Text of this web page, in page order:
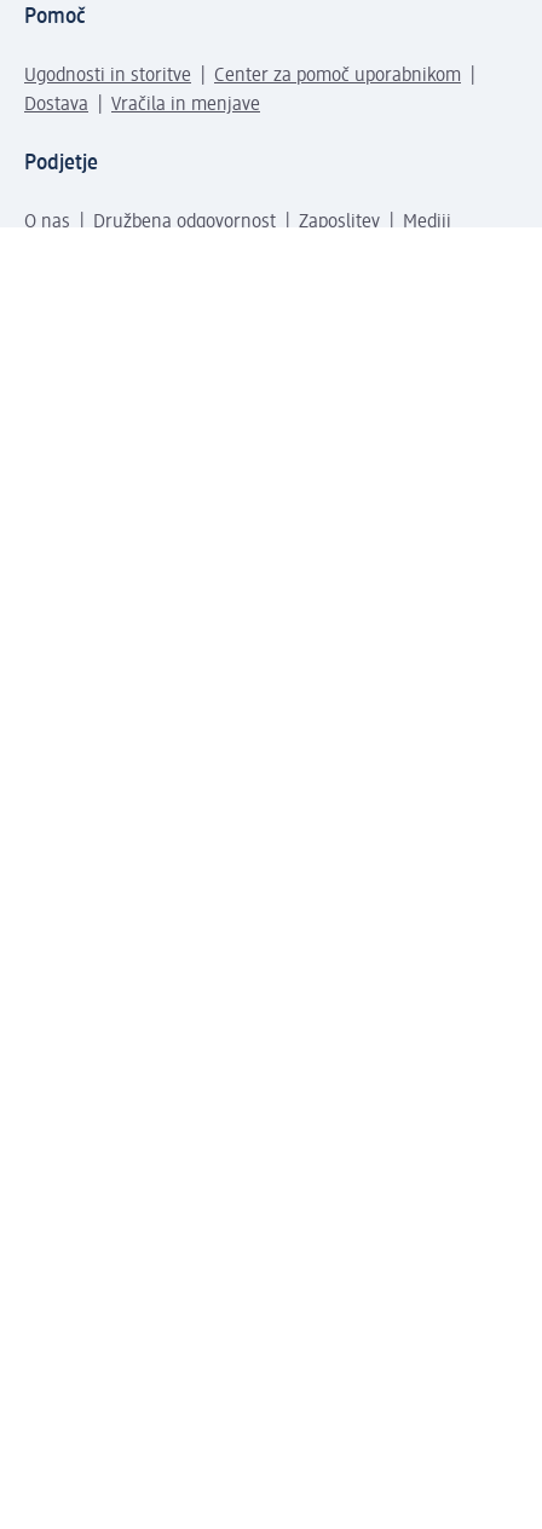
Pomoč
Ugodnosti in storitve
Center za pomoč uporabnikom
Dostava
Vračila in menjave
Podjetje
O nas Družbena odgovornost Zaposlitev Mediji